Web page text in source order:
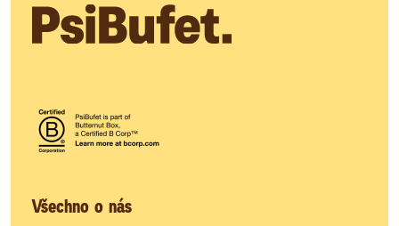
Všechno o nás